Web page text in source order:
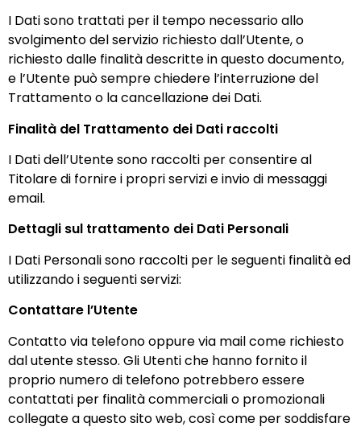
I Dati sono trattati per il tempo necessario allo
svolgimento del servizio richiesto dall’Utente, o
richiesto dalle finalità descritte in questo documento,
e l’Utente può sempre chiedere l’interruzione del
Trattamento o la cancellazione dei Dati.
Finalità del Trattamento dei Dati raccolti
I Dati dell’Utente sono raccolti per consentire al
Titolare di fornire i propri servizi e invio di messaggi
email.
Dettagli sul trattamento dei Dati Personali
I Dati Personali sono raccolti per le seguenti finalità ed
utilizzando i seguenti servizi:
Contattare l’Utente
Contatto via telefono oppure via mail come richiesto
dal utente stesso. Gli Utenti che hanno fornito il
proprio numero di telefono potrebbero essere
contattati per finalità commerciali o promozionali
collegate a questo sito web, così come per soddisfare